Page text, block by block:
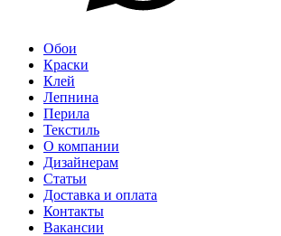
Обои
Краски
Клей
Лепнина
Перила
Текстиль
О компании
Дизайнерам
Статьи
Доставка и оплата
Контакты
Вакансии